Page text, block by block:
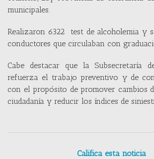
municipales.
Realizaron 6322 test de alcoholemia y
conductores que circulaban con
Cabe destacar que la Subsecretaría
refuerza el trabajo preventivo y de
con el propósito de promover cambios
ciudadanía y reducir los índices de
Califica esta noticia